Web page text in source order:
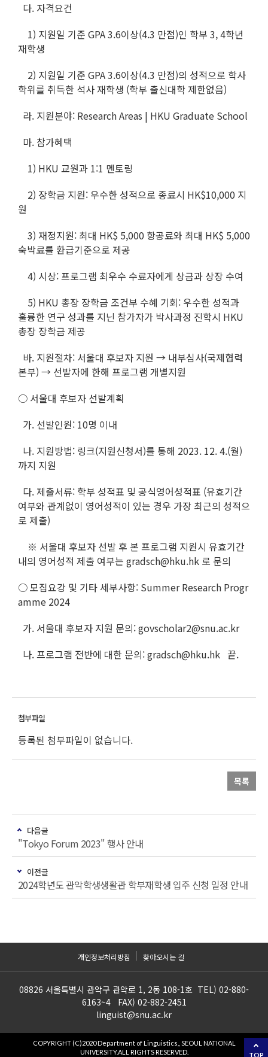
다. 자격요건
1) 지원일 기준 GPA 3.6이상(4.3 만점)인 학부 3, 4학년
재학생
2) 지원일 기준 GPA 3.6이상(4.3 만점)의 성적으로 학사
학위를 취득한 석사 재학생 (학부 출신대학 제한없음)
라. 지원분야: Research Areas | HKU Graduate School
마. 참가혜택
1) HKU 교원과 1:1 멘토링
2) 장학금 지원: 우수한 성적으로 종료시 HK$10,000 지
원
3) 재정지원: 최대 HK$ 5,000 항공료와 최대 HK$ 5,000
숙박료를 환급기준으로 제공
4) 시상: 프로그램 최우수 수료자에게 상금과 상장 수여
5) HKU 총장 장학금 조건부 수혜 기회: 우수한 성적과
훌륭한 연구 성과를 지닌 참가자가 박사과정 진학시 HKU
총장 장학금 제공
바. 지원절차: 서울대 후보자 지원 → 내부심사(국제협력
본부) → 선발자에 한해 프로그램 개별지원
○ 서울대 후보자 선발계획
가. 선발인원: 10명 이내
나. 지원방법: 링크(지원신청서)를 통해 2023. 12. 4.(월)
까지 지원
다. 제출서류: 학부 성적표 및 공식영어성적표 (유효기간
여부와 관계없이 영어성적이 있는 경우 가장 최근의 성적으
로 제출)
※ 서울대 후보자 선발 후 본 프로그램 지원시 유효기간
내의 영어성적 제출 여부는 gradsch@hku.hk 로 문의
○ 모집요강 및 기타 세부사항: Summer Research Progr
amme 2024
가. 서울대 후보자 지원 문의: govscholar2@snu.ac.kr
나. 프로그램 전반에 대한 문의: gradsch@hku.hk 끝.
등록된 첨부파일이 없습니다.
목록
다음글
"Tokyo Forum 2023" 행사 안내
이전글
2024학년도 관악학생생활관 학부재학생 입주 신청 일정 안내
TOP
개인정보처리방침 찾아오시는 길
08826 서울특별시 관악구 관악로 1, 2동 108-1호 TEL) 02-880-
6163~4 FAX) 02-882-2451
linguist@snu.ac.kr
COPYRIGHT (C)2020 Department of Linguistics,, SEOUL NATIONAL
UNIVERSITY.ALL RIGHTS RESERVED.